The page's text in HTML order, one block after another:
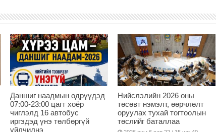
Даншиг наадмын өдрүүдэд
07:00-23:00 цагт хоёр
чиглэлд 16 автобус
иргэдэд үнэ төлбөргүй
үйлчилнэ
Нийслэлийн 2026 оны
төсөвт нэмэлт, өөрчлөлт
оруулах тухай тогтоолын
төслийг баталлаа